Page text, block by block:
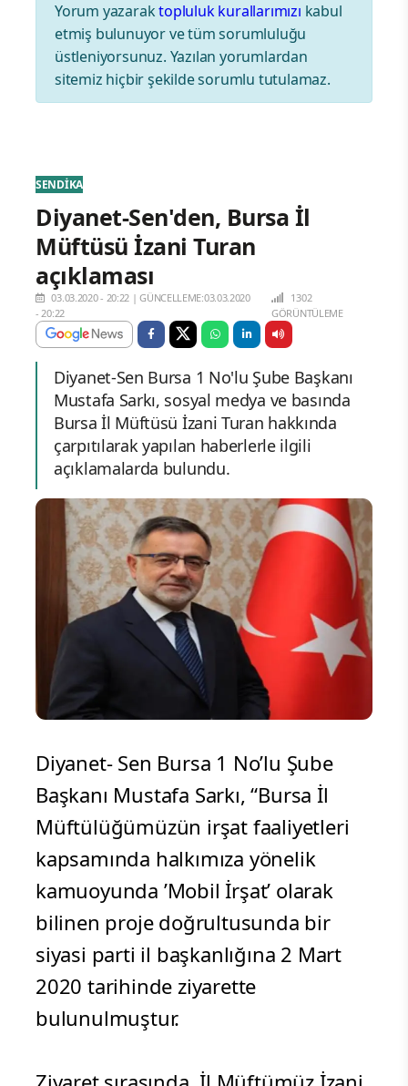
Yorum yazaraktopluluk kurallarımızı kabul
etmiş bulunuyor ve tüm sorumluluğu
üstleniyorsunuz. Yazılan yorumlardan
sitemiz hiçbir şekilde sorumlu tutulamaz.
SENDİKA
Diyanet-Sen'den, Bursa İl
Müftüsü İzani Turan
açıklaması
03.03.2020 - 20:22 |GÜNCELLEME:03.03.2020
- 20:22
1302
GÖRÜNTÜLEME
Diyanet-Sen Bursa 1 No'lu Şube Başkanı
Mustafa Sarkı, sosyal medya ve basında
Bursa İl Müftüsü İzani Turan hakkında
çarpıtılarak yapılan haberlerle ilgili
açıklamalarda bulundu.
Diyanet- Sen Bursa 1 No’lu Şube
Başkanı Mustafa Sarkı, “Bursa İl
Müftülüğümüzün irşat faaliyetleri
kapsamında halkımıza yönelik
kamuoyunda ’Mobil İrşat’ olarak
bilinen proje doğrultusunda bir
siyasi parti il başkanlığına 2 Mart
2020 tarihinde ziyarette
bulunulmuştur.